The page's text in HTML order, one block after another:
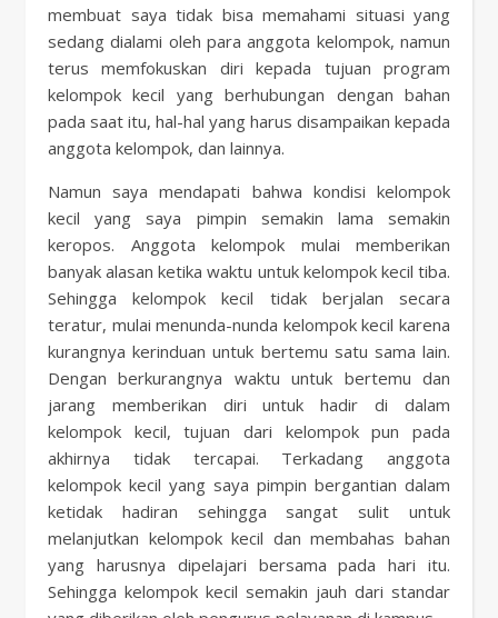
membuat saya tidak bisa memahami situasi yang
sedang dialami oleh para anggota kelompok, namun
terus memfokuskan diri kepada tujuan program
kelompok kecil yang berhubungan dengan bahan
pada saat itu, hal-hal yang harus disampaikan kepada
anggota kelompok, dan lainnya.
Namun saya mendapati bahwa kondisi kelompok
kecil yang saya pimpin semakin lama semakin
keropos. Anggota kelompok mulai memberikan
banyak alasan ketika waktu untuk kelompok kecil tiba.
Sehingga kelompok kecil tidak berjalan secara
teratur, mulai menunda-nunda kelompok kecil karena
kurangnya kerinduan untuk bertemu satu sama lain.
Dengan berkurangnya waktu untuk bertemu dan
jarang memberikan diri untuk hadir di dalam
kelompok kecil, tujuan dari kelompok pun pada
akhirnya tidak tercapai. Terkadang anggota
kelompok kecil yang saya pimpin bergantian dalam
ketidak hadiran sehingga sangat sulit untuk
melanjutkan kelompok kecil dan membahas bahan
yang harusnya dipelajari bersama pada hari itu.
Sehingga kelompok kecil semakin jauh dari standar